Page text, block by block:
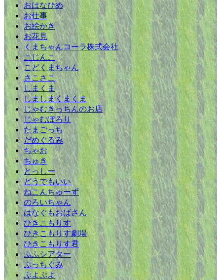
おはなひめ
お仕事
お絵かき
お花見
くまちゃんコーラ株式会社
こじんこ
こどくまちゃん
さこさこ
しまくま
しましまくまくま
じゃむきっちんのお店
じゃむぽろり
たまごっち
だめぐるみ
ちゃお
ちゅき
とっしー
どうでもいい
ねこんちゅーず
のろいちゃん
はなぐもおばさん
ひきこもりす
ひきこもりす劇場
ひきこもりす君
ふふシアター
ぷっちぐみ
ぷよぷよ